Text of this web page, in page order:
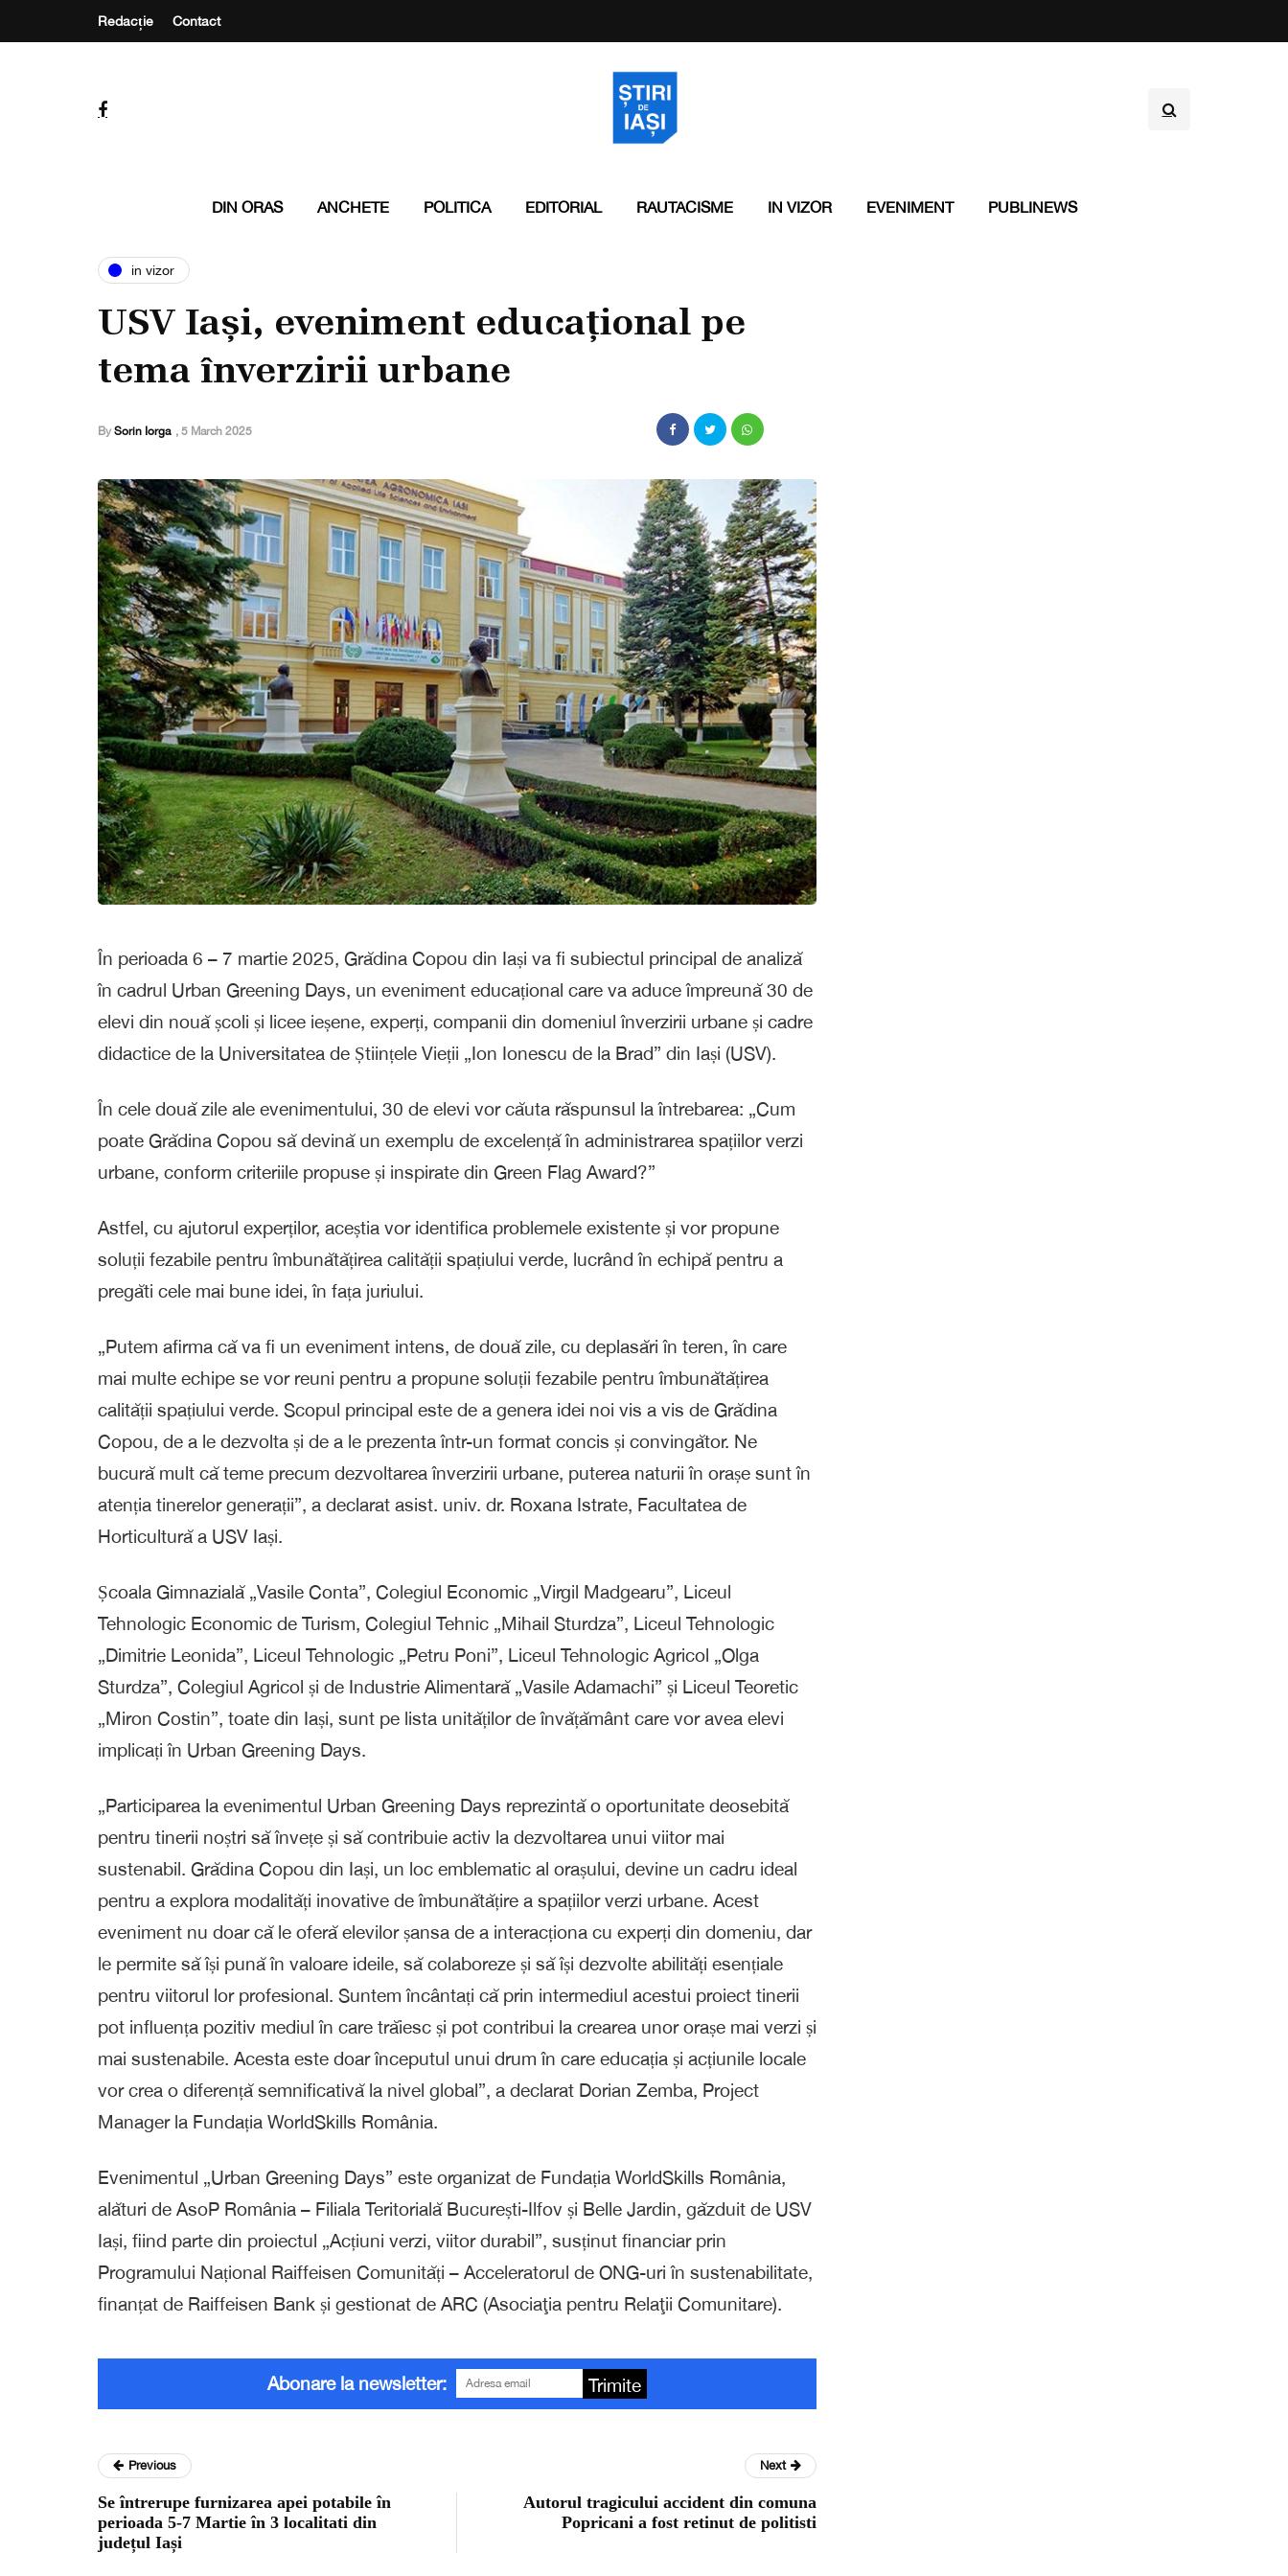
Redacție Contact
DIN ORAS ANCHETE POLITICA EDITORIAL RAUTACISME IN VIZOR EVENIMENT PUBLINEWS
in vizor
USV Iași, eveniment educațional pe
tema înverzirii urbane
By Sorin Iorga , 5 March 2025
În perioada 6 – 7 martie 2025, Grădina Copou din Iași va fi subiectul principal de analiză
în cadrul Urban Greening Days, un eveniment educațional care va aduce împreună 30 de
elevi din nouă școli și licee ieșene, experți, companii din domeniul înverzirii urbane și cadre
didactice de la Universitatea de Științele Vieții „Ion Ionescu de la Brad” din Iași (USV).
În cele două zile ale evenimentului, 30 de elevi vor căuta răspunsul la întrebarea: „Cum
poate Grădina Copou să devină un exemplu de excelență în administrarea spațiilor verzi
urbane, conform criteriile propuse și inspirate din Green Flag Award?”
Astfel, cu ajutorul experților, aceștia vor identifica problemele existente și vor propune
soluții fezabile pentru îmbunătățirea calității spațiului verde, lucrând în echipă pentru a
pregăti cele mai bune idei, în fața juriului.
„Putem afirma că va fi un eveniment intens, de două zile, cu deplasări în teren, în care
mai multe echipe se vor reuni pentru a propune soluții fezabile pentru îmbunătățirea
calității spațiului verde. Scopul principal este de a genera idei noi vis a vis de Grădina
Copou, de a le dezvolta și de a le prezenta într-un format concis și convingător. Ne
bucură mult că teme precum dezvoltarea înverzirii urbane, puterea naturii în orașe sunt în
atenția tinerelor generații”, a declarat asist. univ. dr. Roxana Istrate, Facultatea de
Horticultură a USV Iași.
Școala Gimnazială „Vasile Conta”, Colegiul Economic „Virgil Madgearu”, Liceul
Tehnologic Economic de Turism, Colegiul Tehnic „Mihail Sturdza”, Liceul Tehnologic
„Dimitrie Leonida”, Liceul Tehnologic „Petru Poni”, Liceul Tehnologic Agricol „Olga
Sturdza”, Colegiul Agricol și de Industrie Alimentară „Vasile Adamachi” și Liceul Teoretic
„Miron Costin”, toate din Iași, sunt pe lista unităților de învățământ care vor avea elevi
implicați în Urban Greening Days.
„Participarea la evenimentul Urban Greening Days reprezintă o oportunitate deosebită
pentru tinerii noștri să învețe și să contribuie activ la dezvoltarea unui viitor mai
sustenabil. Grădina Copou din Iași, un loc emblematic al orașului, devine un cadru ideal
pentru a explora modalități inovative de îmbunătățire a spațiilor verzi urbane. Acest
eveniment nu doar că le oferă elevilor șansa de a interacționa cu experți din domeniu, dar
le permite să își pună în valoare ideile, să colaboreze și să își dezvolte abilități esențiale
pentru viitorul lor profesional. Suntem încântați că prin intermediul acestui proiect tinerii
pot influența pozitiv mediul în care trăiesc și pot contribui la crearea unor orașe mai verzi și
mai sustenabile. Acesta este doar începutul unui drum în care educația și acțiunile locale
vor crea o diferență semnificativă la nivel global”, a declarat Dorian Zemba, Project
Manager la Fundația WorldSkills România.
Evenimentul „Urban Greening Days” este organizat de Fundația WorldSkills România,
alături de AsoP România – Filiala Teritorială București-Ilfov și Belle Jardin, găzduit de USV
Iași, fiind parte din proiectul „Acțiuni verzi, viitor durabil”, susținut financiar prin
Programului Național Raiffeisen Comunități – Acceleratorul de ONG-uri în sustenabilitate,
finanțat de Raiffeisen Bank și gestionat de ARC (Asociaţia pentru Relaţii Comunitare).
Abonare la newsletter: Trimite
Previous
Se întrerupe furnizarea apei potabile în
perioada 5-7 Martie în 3 localitati din
județul Iași
Next
Autorul tragicului accident din comuna
Popricani a fost retinut de politisti